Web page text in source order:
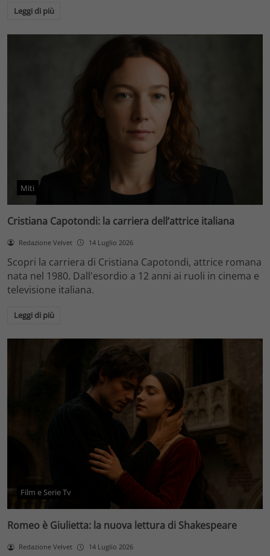
Leggi di più
Miti
Cristiana Capotondi: la carriera dell’attrice italiana
Redazione Velvet 14 Luglio 2026
Scopri la carriera di Cristiana Capotondi, attrice romana
nata nel 1980. Dall'esordio a 12 anni ai ruoli in cinema e
televisione italiana.
Leggi di più
Film e Serie Tv
Romeo è Giulietta: la nuova lettura di Shakespeare
Redazione Velvet 14 Luglio 2026